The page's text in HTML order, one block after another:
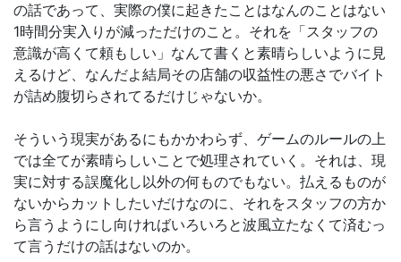
の話であって、実際の僕に起きたことはなんのことはない
1時間分実入りが減っただけのこと。それを「スタッフの
意識が高くて頼もしい」なんて書くと素晴らしいように見
えるけど、なんだよ結局その店舗の収益性の悪さでバイト
が詰め腹切らされてるだけじゃないか。
そういう現実があるにもかかわらず、ゲームのルールの上
では全てが素晴らしいことで処理されていく。それは、現
実に対する誤魔化し以外の何ものでもない。払えるものが
ないからカットしたいだけなのに、それをスタッフの方か
ら言うようにし向ければいろいろと波風立たなくて済むっ
て言うだけの話はないのか。